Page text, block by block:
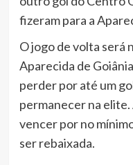
fizeram para a
O jogo de volta será
Aparecida de
perder por até um
permanecer na
vencer por no
ser rebaixada.